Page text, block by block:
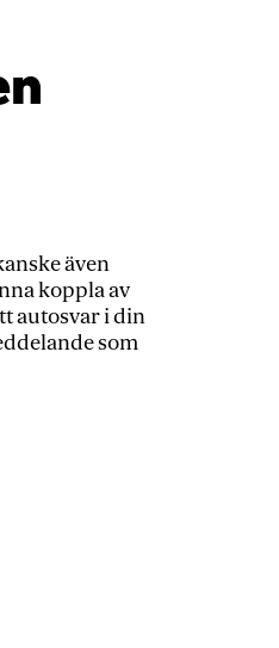
även
koppla av
autosvar i din
som